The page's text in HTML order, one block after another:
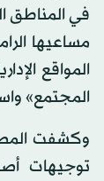
في المناطق
مساعيها
المواقع
المجتمع»
وكشفت
توجيهات